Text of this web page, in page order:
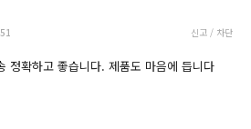
신고 / 차단
정확하고 좋습니다. 제품도 마음에 듭니다